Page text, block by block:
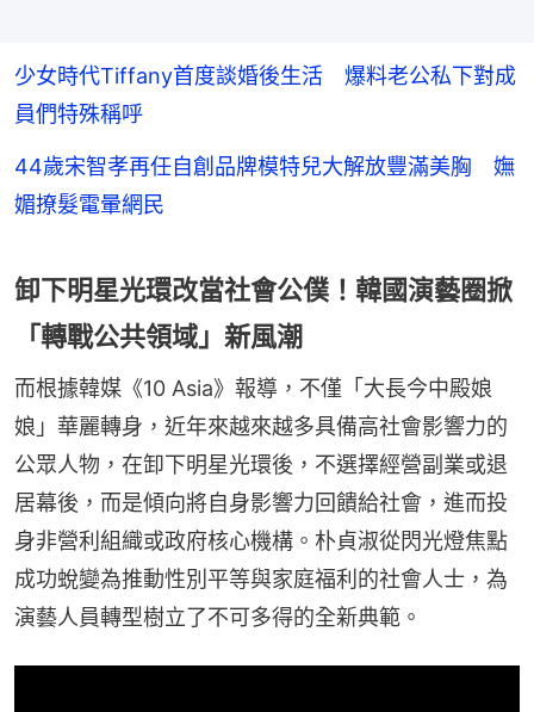
少女時代Tiffany首度談婚後生活 爆料老公私下對成
員們特殊稱呼
44歲宋智孝再任自創品牌模特兒大解放豐滿美胸 嫵
媚撩髮電暈網民
卸下明星光環改當社會公僕！韓國演藝圈掀
「轉戰公共領域」新風潮
而根據韓媒《10 Asia》報導，不僅「大長今中殿娘
娘」華麗轉身，近年來越來越多具備高社會影響力的
公眾人物，在卸下明星光環後，不選擇經營副業或退
居幕後，而是傾向將自身影響力回饋給社會，進而投
身非營利組織或政府核心機構。朴貞淑從閃光燈焦點
成功蛻變為推動性別平等與家庭福利的社會人士，為
演藝人員轉型樹立了不可多得的全新典範。